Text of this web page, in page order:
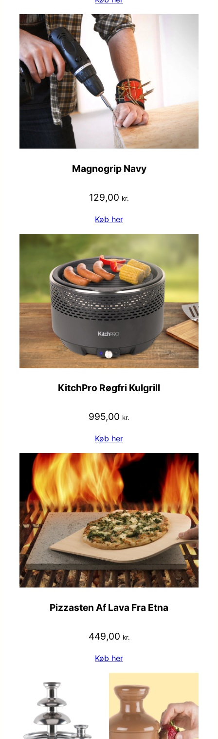
Magnogrip Navy
129,00 kr.
Køb her
KitchPro Røgfri Kulgrill
995,00 kr.
Køb her
Pizzasten Af Lava Fra Etna
449,00 kr.
Køb her